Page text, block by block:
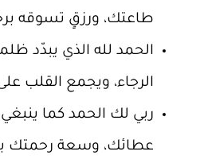
طاعتك، ورزقٍ تسوقه
الحمد لله الذي يبدّد
الرجاء، ويجمع القلب
ربي لك الحمد كما ينبغي
عطائك، وسعة رحمتك